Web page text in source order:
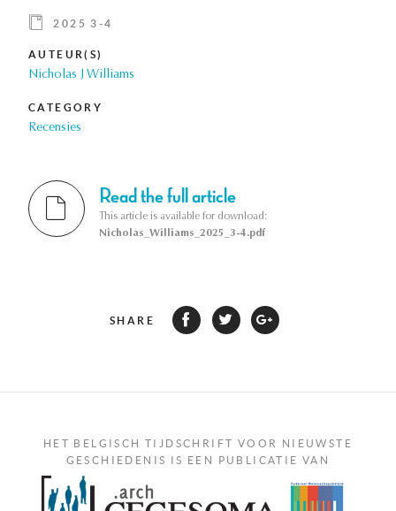
2025 3-4
AUTEUR(S)
Nicholas J Williams
CATEGORY
Recensies
Read the full article
This article is available for download:
Nicholas_Williams_2025_3-4.pdf
SHARE
HET BELGISCH TIJDSCHRIFT VOOR NIEUWSTE
GESCHIEDENIS IS EEN PUBLICATIE VAN